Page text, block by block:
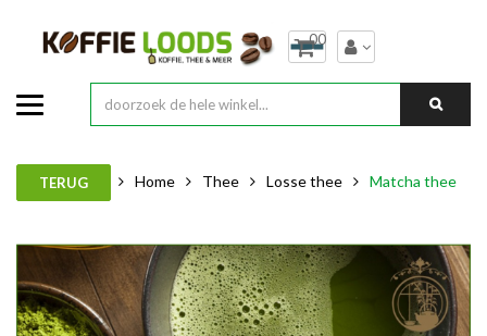
00
TERUG Home Thee Losse thee Matcha thee